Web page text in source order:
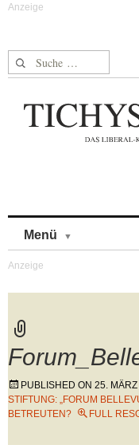
Suche nach:
Menü
PUBLISHED ON 25.
STIFTUNG: „FORUM
BETREUTEN?
FULL